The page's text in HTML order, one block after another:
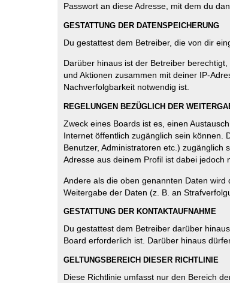
Passwort an diese Adresse, mit dem du
GESTATTUNG DER DATENSPEICHERUNG
Du gestattest dem Betreiber, die von dir
Darüber hinaus ist der Betreiber
und Aktionen zusammen mit deiner IP-
Nachverfolgbarkeit notwendig ist.
REGELUNGEN BEZÜGLICH DER
Zweck eines Boards ist es, einen
Internet öffentlich zugänglich sein können.
Benutzer, Administratoren etc.)
Adresse aus deinem Profil ist dabei jedoch
Andere als die oben genannten Daten
Weitergabe der Daten (z. B. an
GESTATTUNG DER KONTAKTAUFNAHME
Du gestattest dem Betreiber darüber
Board erforderlich ist. Darüber hinaus
GELTUNGSBEREICH DIESER RICHTLINIE
Diese Richtlinie umfasst nur den Bereich